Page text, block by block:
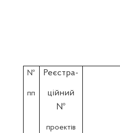
№
пп
Реєстра-
ційний
№
проектів